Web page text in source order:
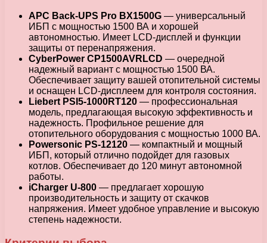
APC Back-UPS Pro BX1500G — универсальный
ИБП с мощностью 1500 ВА и хорошей
автономностью. Имеет LCD-дисплей и функции
защиты от перенапряжения.
CyberPower CP1500AVRLCD — очередной
надежный вариант с мощностью 1500 ВА.
Обеспечивает защиту вашей отопительной системы
и оснащен LCD-дисплеем для контроля состояния.
Liebert PSI5-1000RT120 — профессиональная
модель, предлагающая высокую эффективность и
надежность. Профильное решение для
отопительного оборудования с мощностью 1000 ВА.
Powersonic PS-12120 — компактный и мощный
ИБП, который отлично подойдет для газовых
котлов. Обеспечивает до 120 минут автономной
работы.
iCharger U-800 — предлагает хорошую
производительность и защиту от скачков
напряжения. Имеет удобное управление и высокую
степень надежности.